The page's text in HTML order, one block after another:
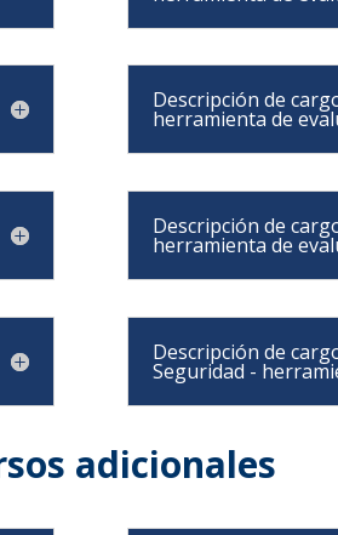
Descripción de
herramienta de
Descripción de
herramienta de
Descripción de
Seguridad -
adicionales